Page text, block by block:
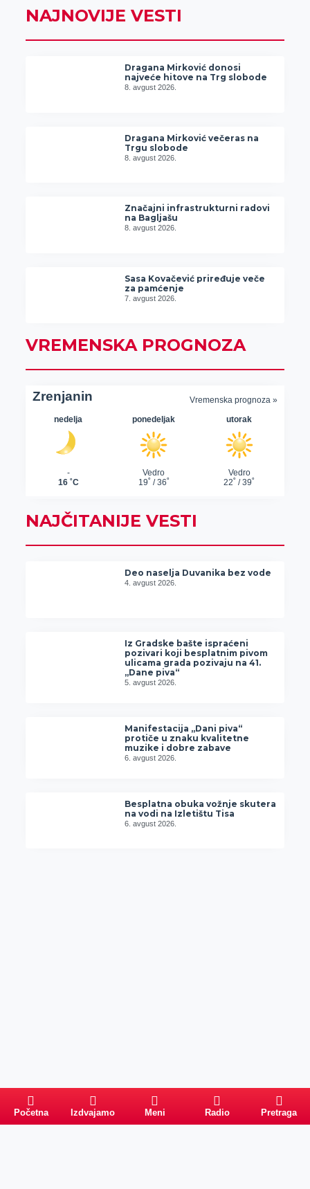
NAJNOVIJE VESTI
Dragana Mirković donosi
najveće hitove na Trg slobode
8. avgust 2026.
Dragana Mirković večeras na
Trgu slobode
8. avgust 2026.
Značajni infrastrukturni radovi
na Bagljašu
8. avgust 2026.
Sasa Kovačević priređuje veče
za pamćenje
7. avgust 2026.
VREMENSKA PROGNOZA
NAJČITANIJE VESTI
Deo naselja Duvanika bez vode
4. avgust 2026.
Iz Gradske bašte ispraćeni
pozivari koji besplatnim pivom
ulicama grada pozivaju na 41.
„Dane piva“
5. avgust 2026.
Manifestacija „Dani piva“
protiče u znaku kvalitetne
muzike i dobre zabave
6. avgust 2026.
Besplatna obuka vožnje skutera
na vodi na Izletištu Tisa
6. avgust 2026.
Početna Izdvajamo Meni Radio Pretraga